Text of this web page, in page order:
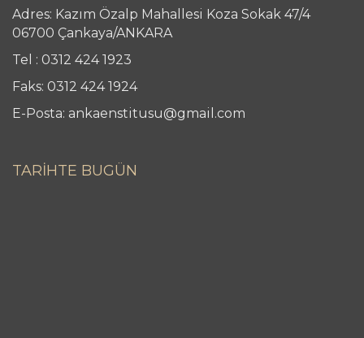
Adres: Kazım Özalp Mahallesi Koza Sokak 47/4
06700 Çankaya/ANKARA
Tel : 0312 424 1923
Faks: 0312 424 1924
E-Posta: ankaenstitusu@gmail.com
TARİHTE BUGÜN